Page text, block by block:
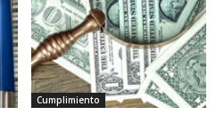
Cumplimiento